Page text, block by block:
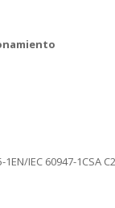
IEC 60947-1CSA